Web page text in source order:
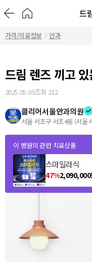
드
가격/의료정보 안과
드림 렌즈 끼고
2025.05.09조회 212
클리어서울안과의원
서울 서초구 서초4동 (서울
이 병원의 관련 치료상품
스마일라식
47%2,090,000